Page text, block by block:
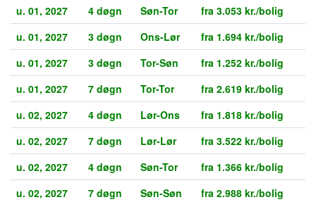
u. 01, 2027
4 døgn Søn-Tor
fra 3.053 kr./bolig
u. 01, 2027
3 døgn Ons-Lør
fra 1.694 kr./bolig
u. 01, 2027
3 døgn Tor-Søn
fra 1.252 kr./bolig
u. 01, 2027
7 døgn Tor-Tor
fra 2.619 kr./bolig
u. 02, 2027
4 døgn Lør-Ons
fra 1.818 kr./bolig
u. 02, 2027
7 døgn Lør-Lør
fra 3.522 kr./bolig
u. 02, 2027
4 døgn Søn-Tor
fra 1.366 kr./bolig
u. 02, 2027
7 døgn Søn-Søn
fra 2.988 kr./bolig